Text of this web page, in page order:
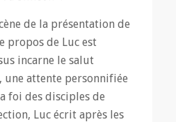
de la présentation de
propos de Luc est
incarne le salut
une attente personnifiée
foi des disciples de
Luc écrit après les